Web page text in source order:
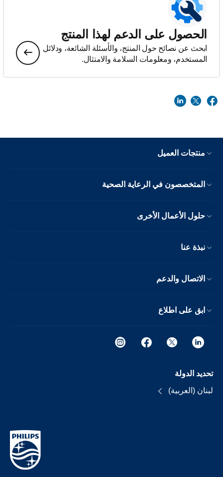
الحصول على الدعم لهذا المنتج
ابحث عن نصائح حول المنتج، والأسئلة الشائعة، ودلائل
المستخدم، ومعلومات السلامة والامتثال.
منتجات العميل
المتخصصون في الرعاية الصحية
حلول الأعمال الأخرى
نبذة عنا
الاتصال والدعم
ابق على اطلاع
تحديد الدولة
لبنان (العربية)